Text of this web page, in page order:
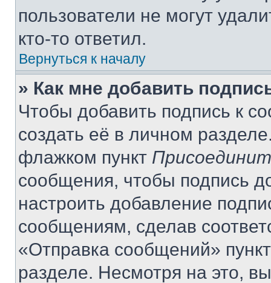
пользователи не могут
кто-то ответил.
Вернуться к началу
» Как мне добавить
Чтобы добавить подпись к
создать её в личном
флажком пункт
сообщения, чтобы подпись
настроить добавление
сообщениям, сделав
«Отправка сообщений»
разделе. Несмотря на это,